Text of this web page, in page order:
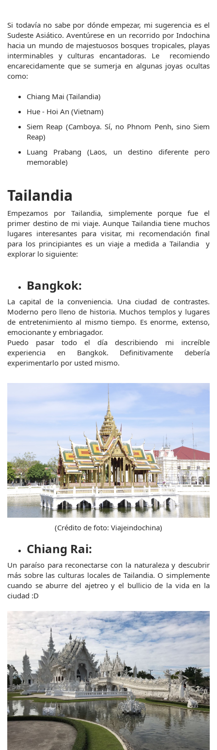
Si todavía no sabe por dónde empezar, mi sugerencia es el
Sudeste Asiático. Aventúrese en un recorrido por Indochina
hacia un mundo de majestuosos bosques tropicales, playas
interminables y culturas encantadoras. Le  recomiendo
encarecidamente que se sumerja en algunas joyas ocultas
como:
Chiang Mai (Tailandia)
Hue - Hoi An (Vietnam)
Siem Reap (Camboya. Sí, no Phnom Penh, sino Siem
Reap)
Luang Prabang (Laos, un destino diferente pero
memorable)
Tailandia
Empezamos por Tailandia, simplemente porque fue el
primer destino de mi viaje. Aunque Tailandia tiene muchos
lugares interesantes para visitar, mi recomendación final
para los principiantes es un viaje a medida a Tailandia  y
explorar lo siguiente:
Bangkok:
La capital de la conveniencia. Una ciudad de contrastes.
Moderno pero lleno de historia. Muchos templos y lugares
de entretenimiento al mismo tiempo. Es enorme, extenso,
emocionante y embriagador.
Puedo pasar todo el día describiendo mi increíble
experiencia en Bangkok. Definitivamente debería
experimentarlo por usted mismo.
(Crédito de foto: Viajeindochina)
Chiang Rai:
Un paraíso para reconectarse con la naturaleza y descubrir
más sobre las culturas locales de Tailandia. O simplemente
cuando se aburre del ajetreo y el bullicio de la vida en la
ciudad :D